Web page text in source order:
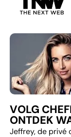
VOLG
ONTDEK
Jeffrey, de privé